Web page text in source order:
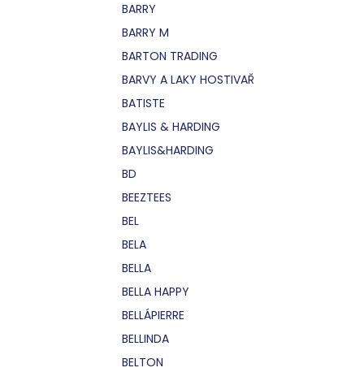
BARRY
BARRY M
BARTON TRADING
BARVY A LAKY HOSTIVAŘ
BATISTE
BAYLIS & HARDING
BAYLIS&HARDING
BD
BEEZTEES
BEL
BELA
BELLA
BELLA HAPPY
BELLÁPIERRE
BELLINDA
BELTON